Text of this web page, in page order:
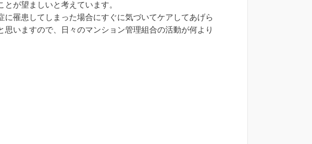
が望ましいと考えています。
罹患してしまった場合にすぐに気づいてケアしてあげら
いますので、日々のマンション管理組合の活動が何より